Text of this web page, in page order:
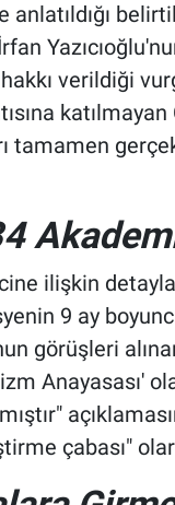
anlatıldığı
verildiği
tamamen
ilişkin
9 ay
görüşleri
Anayasası'
çabası"